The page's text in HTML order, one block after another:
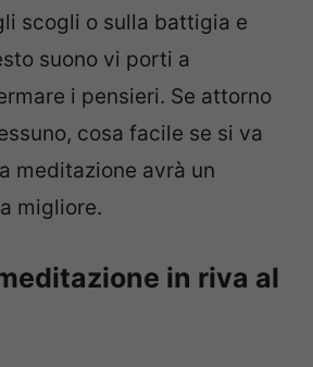
scogli o sulla battigia e
suono vi porti a
i pensieri. Se attorno
cosa facile se si va
meditazione avrà un
migliore.
in riva al